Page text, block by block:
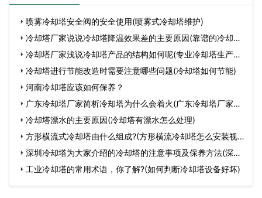
喷雾冷却塔安全阀的安全使用(喷雾式冷却塔维护)
冷却塔厂家说说冷却塔降温效果差的主要原因(靠谱的冷却塔
设 冷却塔厂家浅说冷却塔产品的结构如何呢(专业冷却塔生产厂
家 冷却塔进行节能改造时需要注意哪些问题(冷却塔如何节能)
河南冷却塔应该如何保养？
广东冷却塔厂家简析冷却塔为什么会着火(广东冷却塔厂家有
哪 冷却塔漂水的主要原因(冷却塔有漂水怎么处理)
方形横流式冷却塔由什么组成?(方形横流冷却塔怎么安装视
频)深圳冷却塔为大家介绍的冷却塔的注意事项及保养方法(深圳
冷 工业冷却塔的常用术语，你了解?(如何判断冷却塔设备好坏)